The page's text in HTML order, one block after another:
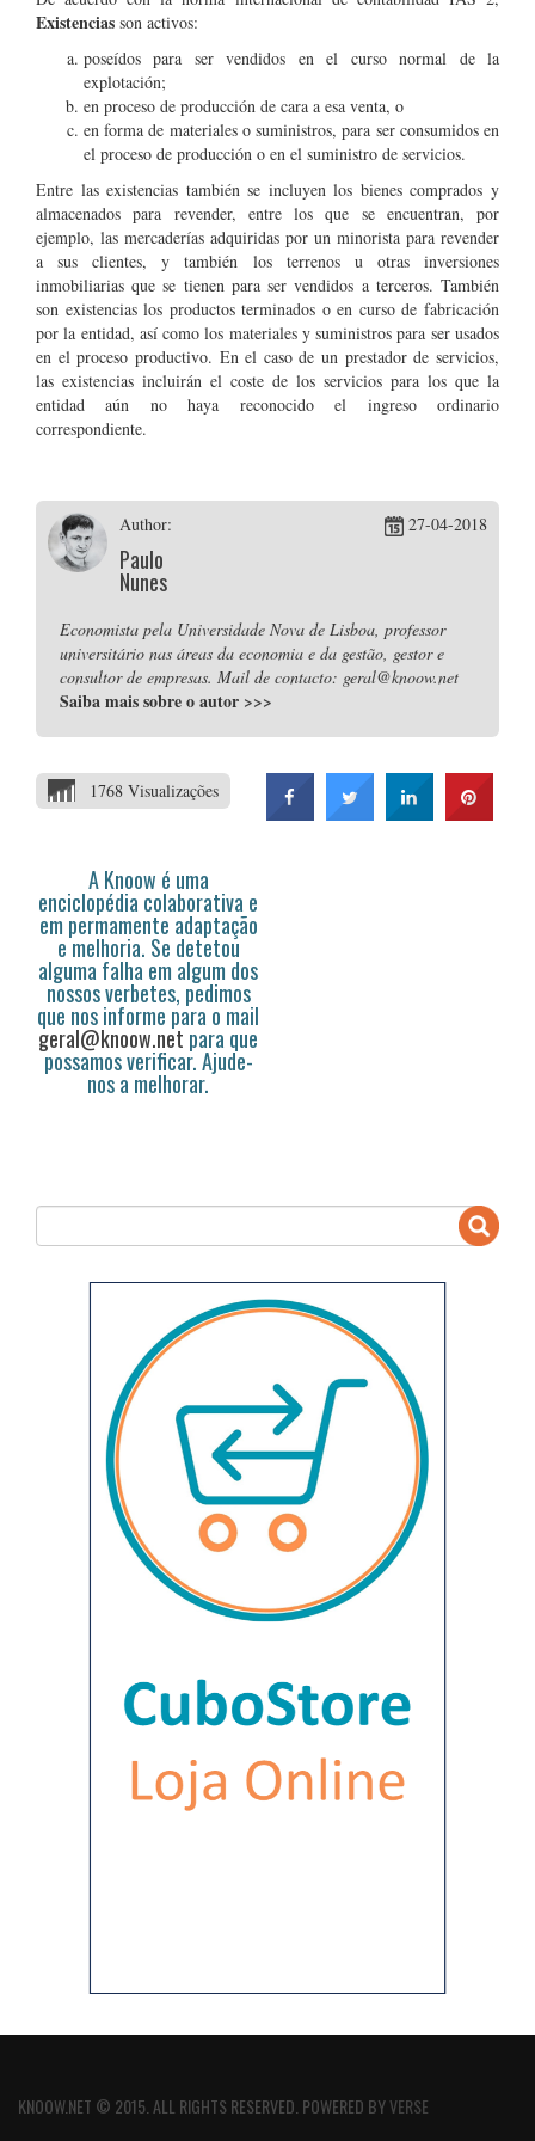
Existencias son activos:
poseídos para ser vendidos en el curso normal de la
explotación;
en proceso de producción de cara a esa venta, o
en forma de materiales o suministros, para ser consumidos en
el proceso de producción o en el suministro de servicios.
Entre las existencias también se incluyen los bienes comprados y
almacenados para revender, entre los que se encuentran, por
ejemplo, las mercaderías adquiridas por un minorista para revender
a sus clientes, y también los terrenos u otras inversiones
inmobiliarias que se tienen para ser vendidos a terceros. También
son existencias los productos terminados o en curso de fabricación
por la entidad, así como los materiales y suministros para ser usados
en el proceso productivo. En el caso de un prestador de servicios,
las existencias incluirán el coste de los servicios para los que la
entidad aún no haya reconocido el ingreso ordinario
correspondiente.
Author:
Paulo
Nunes
27-04-2018
Economista pela Universidade Nova de Lisboa, professor
universitário nas áreas da economia e da gestão, gestor e
consultor de empresas. Mail de contacto: geral@knoow.net
Saiba mais sobre o autor >>>
1768 Visualizações
A Knoow é uma
enciclopédia colaborativa e
em permamente adaptação
e melhoria. Se detetou
alguma falha em algum dos
nossos verbetes, pedimos
que nos informe para o mail
geral@knoow.net para que
possamos verificar. Ajude-
nos a melhorar.
KNOOW.NET © 2015. ALL RIGHTS RESERVED. POWERED BYVERSE